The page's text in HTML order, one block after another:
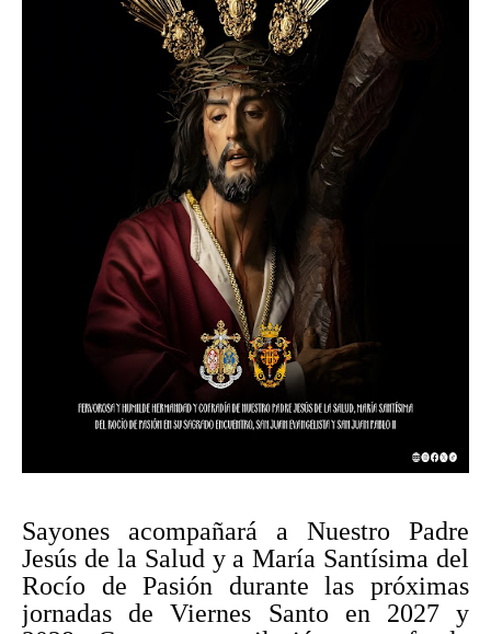
Sayones acompañará a Nuestro Padre
Jesús de la Salud y a María Santísima del
Rocío de Pasión durante las próximas
jornadas de Viernes Santo en 2027 y